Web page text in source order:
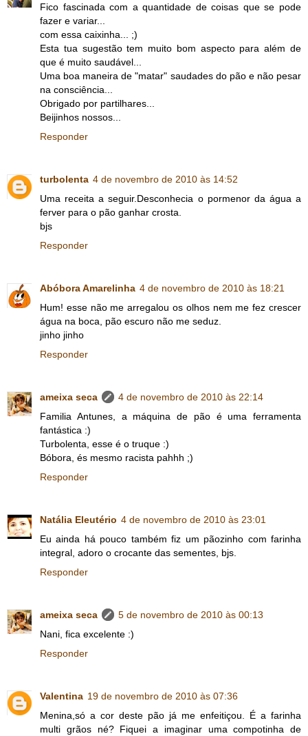
Fico fascinada com a quantidade de coisas que se pode
fazer e variar...
com essa caixinha... ;)
Esta tua sugestão tem muito bom aspecto para além de
que é muito saudável...
Uma boa maneira de "matar" saudades do pão e não pesar
na consciência...
Obrigado por partilhares...
Beijinhos nossos...
Responder
turbolenta 4 de novembro de 2010 às 14:52
Uma receita a seguir.Desconhecia o pormenor da água a
ferver para o pão ganhar crosta.
bjs
Responder
Abóbora Amarelinha 4 de novembro de 2010 às 18:21
Hum! esse não me arregalou os olhos nem me fez crescer
água na boca, pão escuro não me seduz.
jinho jinho
Responder
ameixa seca
4 de novembro de 2010 às 22:14
Familia Antunes, a máquina de pão é uma ferramenta
fantástica :)
Turbolenta, esse é o truque :)
Bóbora, és mesmo racista pahhh ;)
Responder
Natália Eleutério 4 de novembro de 2010 às 23:01
Eu ainda há pouco também fiz um pãozinho com farinha
integral, adoro o crocante das sementes, bjs.
Responder
ameixa seca
5 de novembro de 2010 às 00:13
Nani, fica excelente :)
Responder
Valentina 19 de novembro de 2010 às 07:36
Menina,só a cor deste pão já me enfeitiçou. É a farinha
multi grãos né? Fiquei a imaginar uma compotinha de